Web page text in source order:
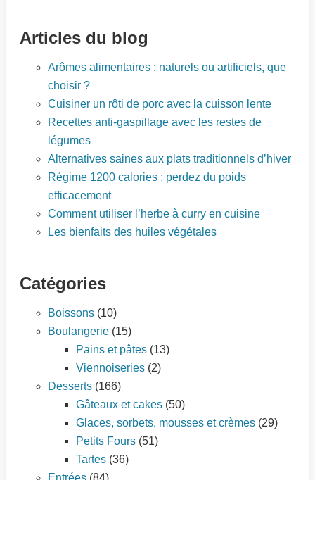
Articles du blog
Arômes alimentaires : naturels ou artificiels, que
choisir ?
Cuisiner un rôti de porc avec la cuisson lente
Recettes anti-gaspillage avec les restes de
légumes
Alternatives saines aux plats traditionnels d’hiver
Régime 1200 calories : perdez du poids
efficacement
Comment utiliser l’herbe à curry en cuisine
Les bienfaits des huiles végétales
Catégories
Boissons (10)
Boulangerie (15)
Pains et pâtes (13)
Viennoiseries (2)
Desserts (166)
Gâteaux et cakes (50)
Glaces, sorbets, mousses et crèmes (29)
Petits Fours (51)
Tartes (36)
Entrées (84)